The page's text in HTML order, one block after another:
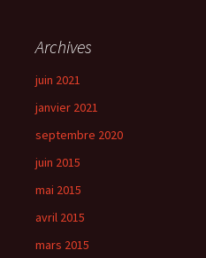
Archives
juin 2021
janvier 2021
septembre 2020
juin 2015
mai 2015
avril 2015
mars 2015